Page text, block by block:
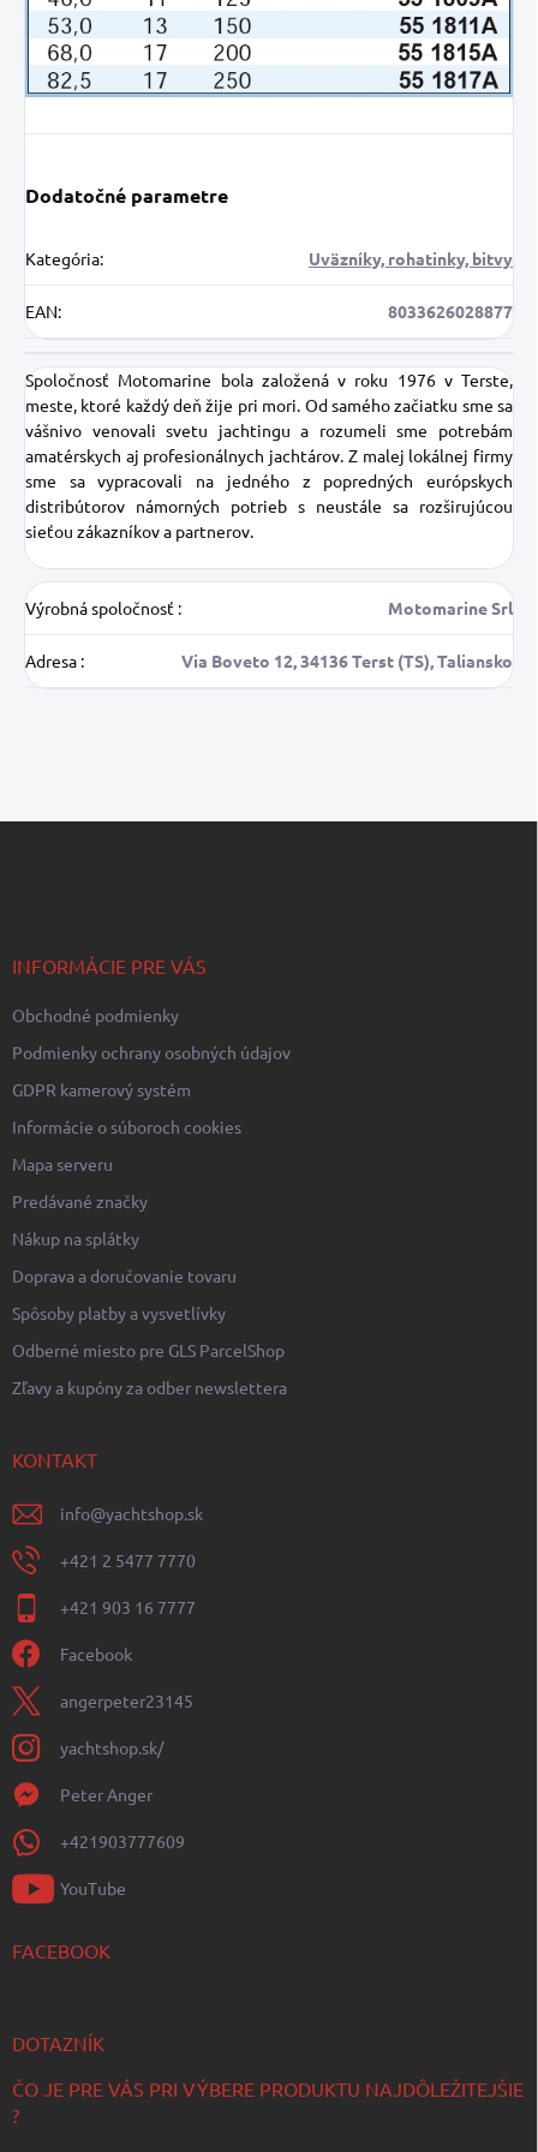
Dodatočné parametre
Kategória: Uväzníky, rohatinky, bitvy
EAN: 8033626028877
Spoločnosť Motomarine bola založená v roku 1976 v Terste,
meste, ktoré každý deň žije pri mori. Od samého začiatku sme sa
vášnivo venovali svetu jachtingu a rozumeli sme potrebám
amatérskych aj profesionálnych jachtárov. Z malej lokálnej firmy
sme sa vypracovali na jedného z popredných európskych
distribútorov námorných potrieb s neustále sa rozširujúcou
sieťou zákazníkov a partnerov.
Výrobná spoločnosť : Motomarine Srl
Adresa : Via Boveto 12, 34136 Terst (TS), Taliansko
INFORMÁCIE PRE VÁS
Obchodné podmienky
Podmienky ochrany osobných údajov
GDPR kamerový systém
Informácie o súboroch cookies
Mapa serveru
Predávané značky
Nákup na splátky
Doprava a doručovanie tovaru
Spôsoby platby a vysvetlívky
Odberné miesto pre GLS ParcelShop
Zľavy a kupóny za odber newslettera
KONTAKT
info@yachtshop.sk
+421 2 5477 7770
+421 903 16 7777
Facebook
angerpeter23145
yachtshop.sk/
Peter Anger
+421903777609
YouTube
FACEBOOK
DOTAZNÍK
ČO JE PRE VÁS PRI VÝBERE PRODUKTU NAJDÔLEŽITEJŠIE
?